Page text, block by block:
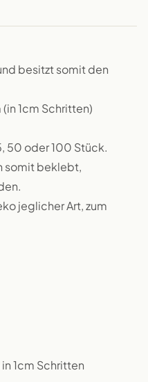
besitzt somit den
1cm Schritten)
50 oder 100 Stück.
somit beklebt,
jeglicher Art, zum
1cm Schritten